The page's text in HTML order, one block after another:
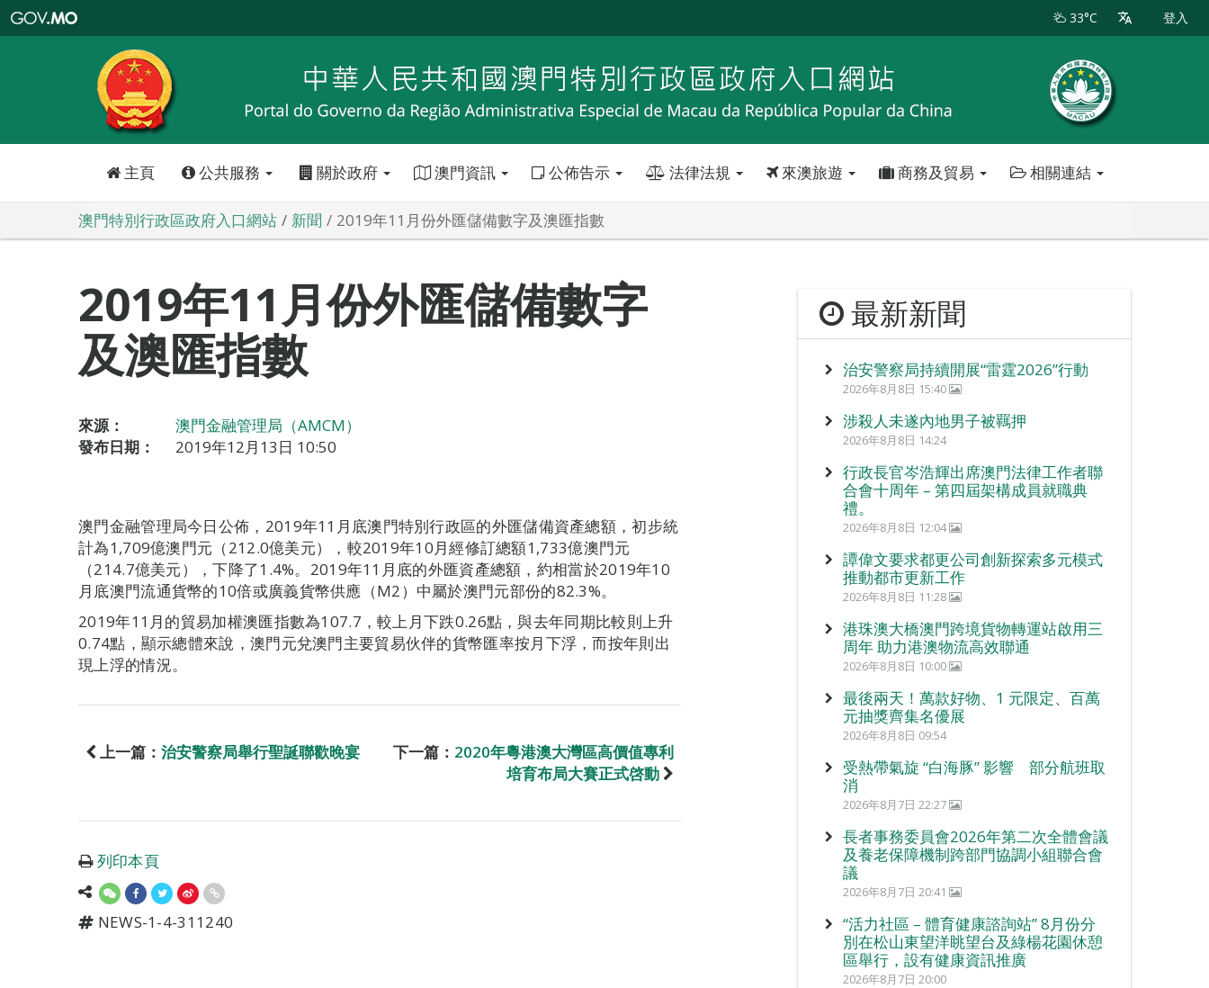
特
政
區
政
口
33°C 登入
主頁 公共服務 關於政府 澳門資訊 公佈告示 法律法規 來澳旅遊 商務及貿易 相關連結
澳門特別行政區政府入口網站 新聞 2019年11月份外匯儲備數字及澳匯指數
2019年11月份外匯儲備數字
及澳匯指數
來源：
澳門金融管理局（AMCM）
發布日期：
2019年12月13日 10:50
澳門金融管理局今日公佈，2019年11月底澳門特別行政區的外匯儲備資產總額，初步統
計為1,709億澳門元（212.0億美元），較2019年10月經修訂總額1,733億澳門元
（214.7億美元），下降了1.4%。2019年11月底的外匯資產總額，約相當於2019年10
月底澳門流通貨幣的10倍或廣義貨幣供應（M2）中屬於澳門元部份的82.3%。
2019年11月的貿易加權澳匯指數為107.7，較上月下跌0.26點，與去年同期比較則上升
0.74點，顯示總體來說，澳門元兌澳門主要貿易伙伴的貨幣匯率按月下浮，而按年則出
現上浮的情況。
上一篇： 治安警察局舉行聖誕聯歡晚宴 下一篇： 2020年粵港澳大灣區高價值專利
培育布局大賽正式啓動
列印本頁
NEWS-1-4-311240
最新新聞
治安警察局持續開展“雷霆2026”行動
2026年8月8日 15:40
涉殺人未遂內地男子被羈押
2026年8月8日 14:24
行政長官岑浩輝出席澳門法律工作者聯
合會十周年 – 第四屆架構成員就職典
禮。
2026年8月8日 12:04
譚偉文要求都更公司創新探索多元模式
推動都市更新工作
2026年8月8日 11:28
港珠澳大橋澳門跨境貨物轉運站啟用三
周年 助力港澳物流高效聯通
2026年8月8日 10:00
最後兩天！萬款好物、1 元限定、百萬
元抽獎齊集名優展
2026年8月8日 09:54
受熱帶氣旋 “白海豚” 影響 部分航班取
消
2026年8月7日 22:27
長者事務委員會2026年第二次全體會議
及養老保障機制跨部門協調小組聯合會
議
2026年8月7日 20:41
“活力社區 – 體育健康諮詢站” 8月份分
別在松山東望洋眺望台及綠楊花園休憩
區舉行，設有健康資訊推廣
2026年8月7日 20:00